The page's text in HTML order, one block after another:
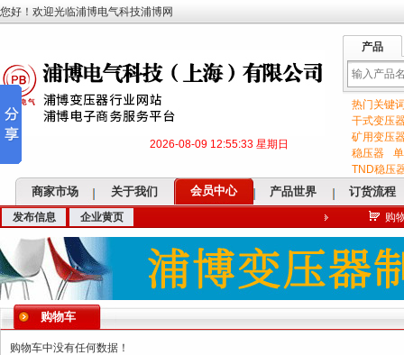
您好！欢迎光临浦博电气科技浦博网
2026-08-09 12:55:34 星期日
产品
输
关
热门关键
干式变压
矿用变压
稳压器
TND稳压
商家市场 关于我们 会员中心 产品世界 订货流程
发布信息 企业黄页 购
购物车
购物车中没有任何数据！